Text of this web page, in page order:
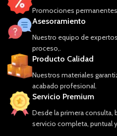
Promociones
Asesoramiento
Nuestro equipo de
proceso,.
Producto Calidad
Nuestros materiales
acabado profesional.
Servicio Premium
Desde la primera consulta,
servicio completa, puntual